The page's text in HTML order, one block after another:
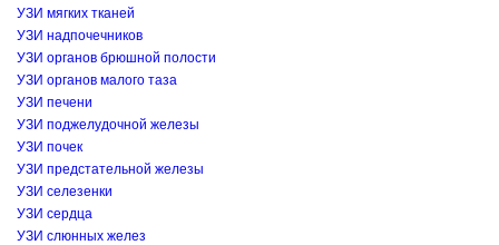
УЗИ мягких тканей
УЗИ надпочечников
УЗИ органов брюшной полости
УЗИ органов малого таза
УЗИ печени
УЗИ поджелудочной железы
УЗИ почек
УЗИ предстательной железы
УЗИ селезенки
УЗИ сердца
УЗИ слюнных желез